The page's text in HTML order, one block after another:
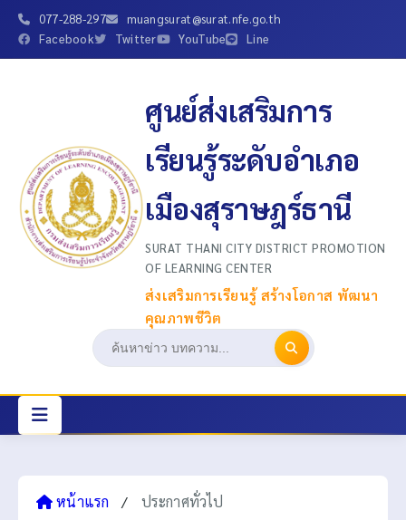
077-288-297
muangsurat@surat.nfe.go.th
Facebook
Twitter YouTube Line
ศูนย์ส่งเสริมการ
เรียนรู้ระดับอำเภอ
เมืองสุราษฎร์ธานี
SURAT THANI CITY DISTRICT PROMOTION
OF LEARNING CENTER
ส่งเสริมการเรียนรู้ สร้างโอกาส พัฒนา
คุณภาพชีวิต
หน้าแรก / ประกาศทั่วไป